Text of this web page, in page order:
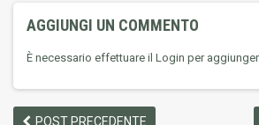
AGGIUNGI UN COMMENTO
È necessario effettuare il Login per
POST PRECEDENTE